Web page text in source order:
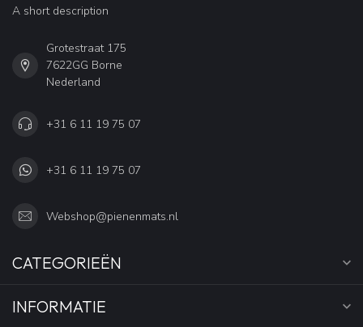
A short description
Grotestraat 175
7622GG Borne
Nederland
+31 6 11 19 75 07
+31 6 11 19 75 07
Webshop@pienenmats.nl
CATEGORIEËN
INFORMATIE